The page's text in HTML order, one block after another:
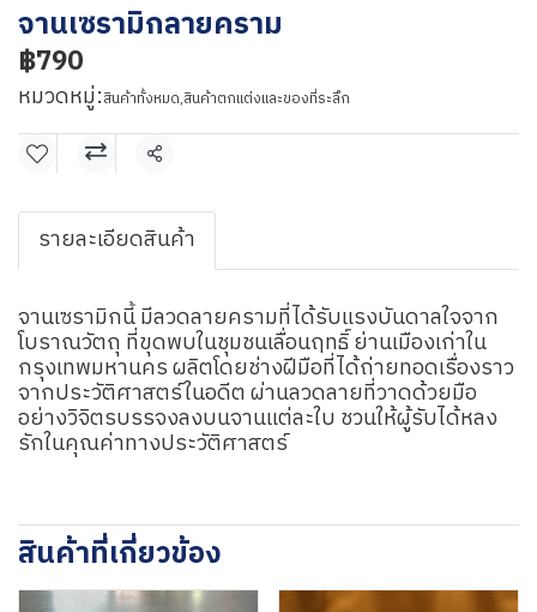
จานเซรามิกลายคราม
฿790
หมวดหมู่:สินค้าทั้งหมด,สินค้าตกแต่งและของที่ระลึก
แชร์
รายละเอียดสินค้า
จานเซรามิกนี้ มีลวดลายครามที่ได้รับแรงบันดาลใจจาก
โบราณวัตถุ ที่ขุดพบในชุมชนเลื่อนฤทธิ์ ย่านเมืองเก่าใน
กรุงเทพมหานคร ผลิตโดยช่างฝีมือที่ได้ถ่ายทอดเรื่องราว
จากประวัติศาสตร์ในอดีต ผ่านลวดลายที่วาดด้วยมือ
อย่างวิจิตรบรรจงลงบนจานแต่ละใบ ชวนให้ผู้รับได้หลง
รักในคุณค่าทางประวัติศาสตร์
สินค้าที่เกี่ยวข้อง